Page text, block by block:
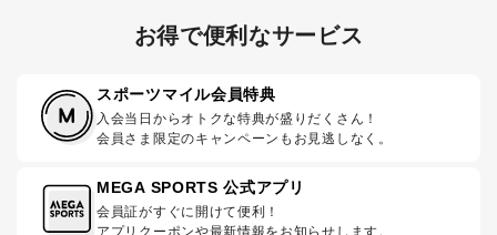
お得で便利なサービス
スポーツマイル会員特典
入会当日からオトクな特典が盛りだくさん！
会員さま限定のキャンペーンもお見逃しなく。
MEGA SPORTS 公式アプリ
会員証がすぐに開けて便利！
アプリクーポンや最新情報をお知らせします。